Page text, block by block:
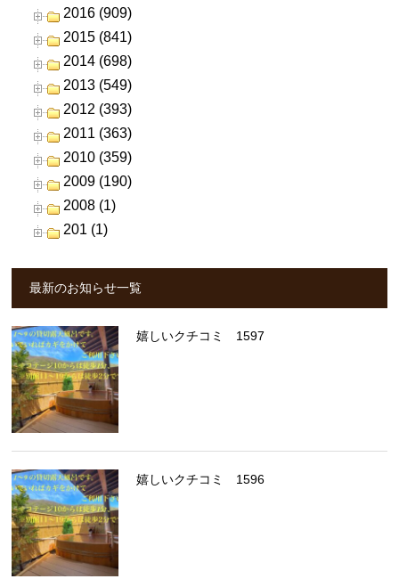
2016 (909)
2015 (841)
2014 (698)
2013 (549)
2012 (393)
2011 (363)
2010 (359)
2009 (190)
2008 (1)
201 (1)
最新のお知らせ一覧
嬉しいクチコミ 1597
嬉しいクチコミ 1596